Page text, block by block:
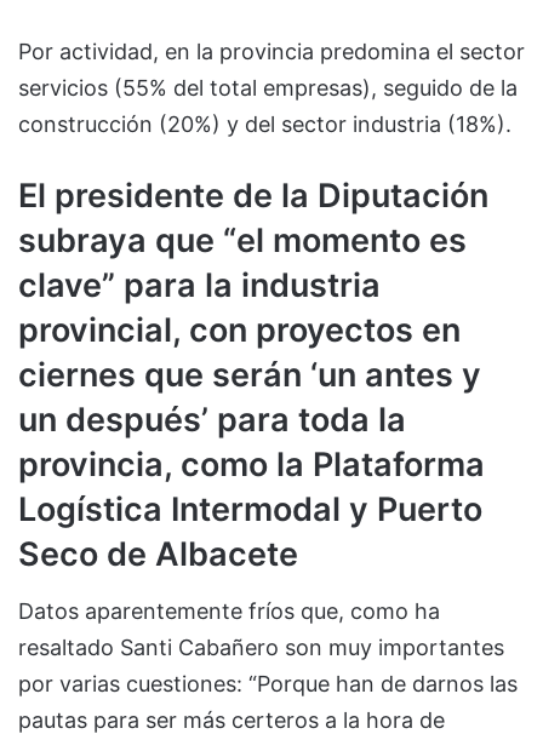
Por actividad, en la provincia predomina el sector
servicios (55% del total empresas), seguido de la
construcción (20%) y del sector industria (18%).
El presidente de la Diputación
subraya que “el momento es
clave” para la industria
provincial, con proyectos en
ciernes que serán ‘un antes y
un después’ para toda la
provincia, como la Plataforma
Logística Intermodal y Puerto
Seco de Albacete
Datos aparentemente fríos que, como ha
resaltado Santi Cabañero son muy importantes
por varias cuestiones: “Porque han de darnos las
pautas para ser más certeros a la hora de